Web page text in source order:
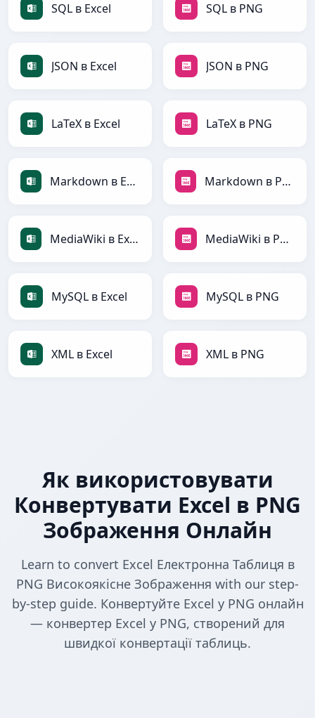
SQL в Excel SQL в PNG
JSON в Excel JSON в PNG
LaTeX в Excel LaTeX в PNG
Markdown в Excel Markdown в PNG
MediaWiki в Excel MediaWiki в PNG
MySQL в Excel MySQL в PNG
XML в Excel XML в PNG
Як використовувати
Конвертувати Excel в PNG
Зображення Онлайн
Learn to convert Excel Електронна Таблиця в
PNG Високоякісне Зображення with our step-
by-step guide. Конвертуйте Excel у PNG онлайн
— конвертер Excel у PNG, створений для
швидкої конвертації таблиць.